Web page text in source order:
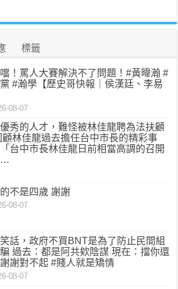
標籤
！罵人大賽解決不了問題！#黃暐瀚 #
#瀚學【歷史哥快報｜侯漢廷、李易
08-07
秀的人才，難怪被林佳龍聘為法扶顧
顧林佳龍過去擔任台中市長的精彩事
台中市長林佳龍日前相當高調的召開
…
不是四歲 謝謝
08-07
話，政府不買BNT是為了防止民間組
過去：都是阿共欸陰謀 現在：擋你還
謝對不起 #賤人就是矯情
08-07